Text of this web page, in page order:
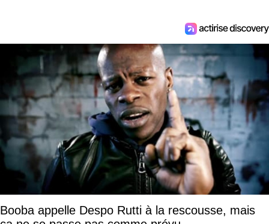
Booba appelle Despo Rutti à la rescousse, mais